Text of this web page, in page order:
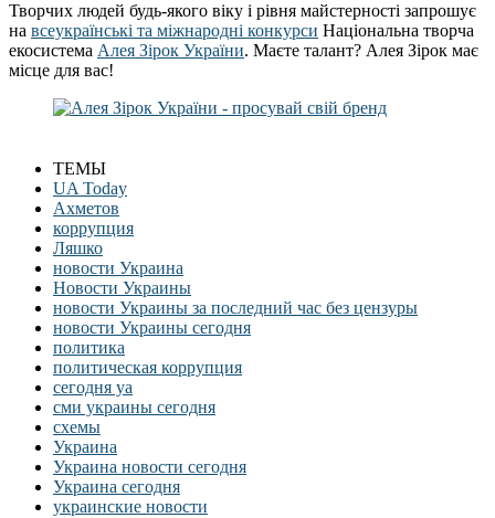
Творчих людей будь-якого віку і рівня майстерності запрошує
на всеукраїнські та міжнародні конкурси Національна творча
екосистема Алея Зірок України. Маєте талант? Алея Зірок має
місце для вас!
ТЕМЫ
UA Today
Ахметов
коррупция
Ляшко
новости Украина
Новости Украины
новости Украины за последний час без цензуры
новости Украины сегодня
политика
политическая коррупция
сегодня уа
сми украины сегодня
схемы
Украина
Украина новости сегодня
Украина сегодня
украинские новости